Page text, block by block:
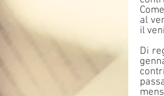
al
il
Di